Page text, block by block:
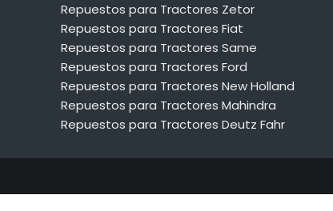
Repuestos para Tractores Zetor
Repuestos para Tractores Fiat
Repuestos para Tractores Same
Repuestos para Tractores Ford
Repuestos para Tractores New Holland
Repuestos para Tractores Mahindra
Repuestos para Tractores Deutz Fahr